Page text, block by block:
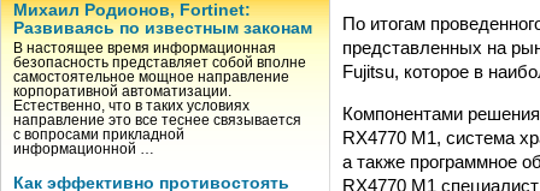
Михаил Родионов, Fortinet:
Развиваясь по известным законам
В настоящее время информационная
безопасность представляет собой вполне
самостоятельное мощное направление
корпоративной автоматизации.
Естественно, что в таких условиях
направление это все теснее связывается
с вопросами прикладной
информационной …
Как эффективно противостоять
По итогам
представленных на
Fujitsu, которое в
Компонентами
RX4770 M1, система
а также программное
RX4770 M1